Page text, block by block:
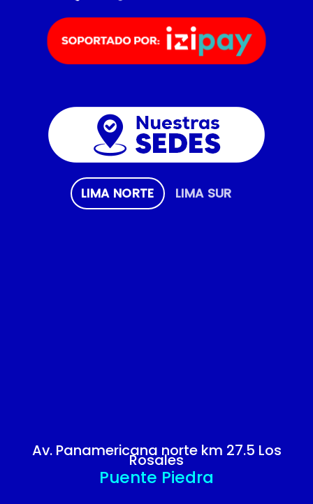
LIMA NORTE LIMA SUR
Av. Panamericana norte km 27.5 Los
Rosales
Puente Piedra